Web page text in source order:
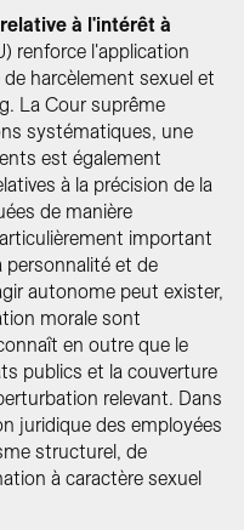
à l'intérêt à
renforce l'application
harcèlement sexuel et
La Cour suprême
systématiques, une
est également
à la précision de la
de manière
important
personnalité et de
autonome peut exister,
morale sont
en outre que le
publics et la couverture
relevant. Dans
juridique des employées
structurel, de
à caractère sexuel